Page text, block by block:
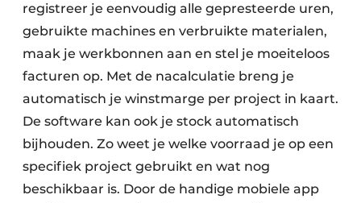
registreer je eenvoudig alle gepresteerde uren,
gebruikte machines en verbruikte materialen,
maak je werkbonnen aan en stel je moeiteloos
facturen op. Met de nacalculatie breng je
automatisch je winstmarge per project in kaart.
De software kan ook je stock automatisch
bijhouden. Zo weet je welke voorraad je op een
specifiek project gebruikt en wat nog
beschikbaar is. Door de handige mobiele app